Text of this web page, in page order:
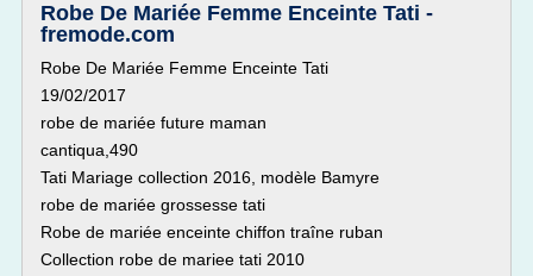
Robe De Mariée Femme Enceinte Tati -
fremode.com
Robe De Mariée Femme Enceinte Tati
19/02/2017
robe de mariée future maman
cantiqua,490
Tati Mariage collection 2016, modèle Bamyre
robe de mariée grossesse tati
Robe de mariée enceinte chiffon traîne ruban
Collection robe de mariee tati 2010